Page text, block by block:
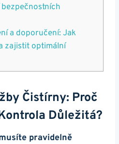
a doporučení: Jak
zajistit optimální
Čistírny: Proč
Důležitá?
pravidelně